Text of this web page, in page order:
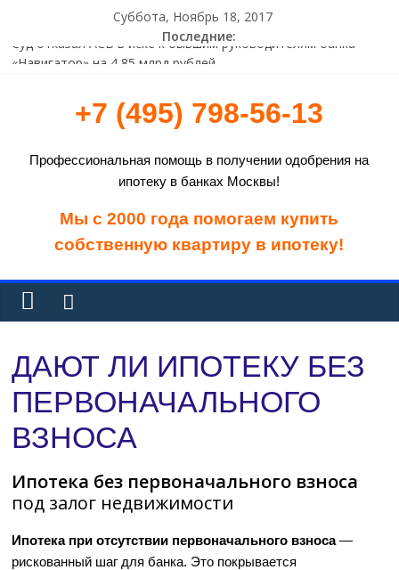
Суббота, Ноябрь 18, 2017
Последние:
Суд отказал АСВ в иске к бывшим руководителям банка
финпомощи Греции
Исследование: растет доля пользователей систем ДБО
старше 45 лет
В Татарстане прокуратура объявила предостережение
владельцу криптоматов
ВТБ 24 предупреждает о проведении технических работ
+7 (495) 798-56-13
Профессиональная помощь в получении одобрения на
ипотеку в банках Москвы!
Мы с 2000 года помогаем купить
собственную квартиру в ипотеку!
ДАЮТ ЛИ ИПОТЕКУ БЕЗ
ПЕРВОНАЧАЛЬНОГО
ВЗНОСА
Ипотека без первоначального взноса
под залог недвижимости
Ипотека при отсутствии первоначального взноса—
рискованный шаг для банка. Это покрывается